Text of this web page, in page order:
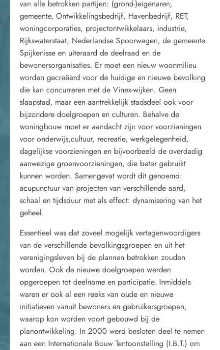
van alle betrokken partijen: (grond-)eigenaren,
gemeente, Ontwikkelingsbedrijf, Havenbedrijf, RET,
woningcorporaties, projectontwikkelaars, industrie,
Rijkswaterstaat, Nederlandse Spoorwegen, de gemeente
Spijkenisse en uiteraard de deelraad en de
bewonersorganisaties. Er moet een nieuw woonmilieu
worden gecreëerd voor de huidige en nieuwe bevolking
die kan concurreren met de Vinex-wijken. Geen
slaapstad, maar een aantrekkelijk stadsdeel ook voor
bijzondere doelgroepen en culturen. Behalve de
woningbouw moet er aandacht zijn voor voorzieningen
voor onderwijs,cultuur, recreatie, werkgelegenheid,
dagelijkse voorzieningen en bijvoorbeeld de overdadig
aanwezige groenvoorzieningen, die beter gebruikt
kunnen worden. Samengevat wordt dit genoemd:
acupunctuur van projecten van verschillende aard,
schaal en tijdsduur met als effect: dynamisering van het
geheel.
Essentieel was dat zoveel mogelijk vertegenwoordigers
van de verschillende bevolkingsgroepen en uit het
verenigingsleven bij de plannen betrokken zouden
worden. Ook de nieuwe doelgroepen werden
opgeroepen tot deelname en participatie. Inmiddels
waren er ook al een reeks van oude en nieuwe
initiatieven vanuit bewoners en gebruikersgroepen,
waarop kon worden voort gebouwd bij de
planontwikkeling. In 2000 werd besloten deel te nemen
aan een Internationale Bouw Tentoonstelling (I.B.T.) om